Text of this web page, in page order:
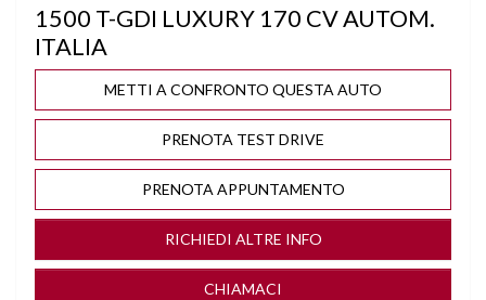
BRACCIOLO POSTERIORE
CAMBIO AUTOMATICO/SEQUENZIALE
CERCHI "19
CLIMA AUTOMATICO BIZONA
COMPUTER DI BORDO
1500 T-GDI LUXURY 170 CV AUTOM.
ITALIA
METTI A CONFRONTO QUESTA AUTO
PRENOTA TEST DRIVE
PRENOTA APPUNTAMENTO
RICHIEDI ALTRE INFO
CHIAMACI